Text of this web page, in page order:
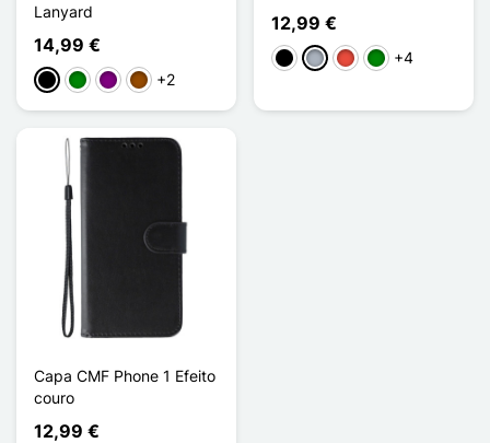
Lanyard
14,99 €
PretoVerdePúrpuraCastanho
+2
12,99 €
PretoCinzentoVermelho
Verde
+4
Capa CMF Phone 1 Efeito
couro
12,99 €